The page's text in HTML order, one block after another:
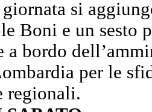
si
Boni e un sesto
a bordo
per le
regionali.